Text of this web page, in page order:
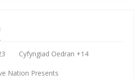
Cyfyngiad Oedran +14
Nation Presents